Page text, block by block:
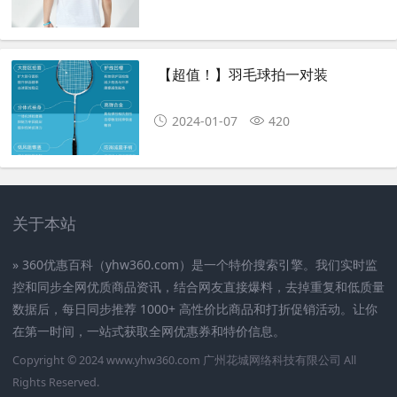
【超值！】羽毛球拍一对装
2024-01-07 420
关于本站
» 360优惠百科（yhw360.com）是一个特价搜索引擎。我们实时监
控和同步全网优质商品资讯，结合网友直接爆料，去掉重复和低质量
数据后，每日同步推荐 1000+ 高性价比商品和打折促销活动。让你
在第一时间，一站式获取全网优惠券和特价信息。
Copyright © 2024www.yhw360.com 广州花城网络科技有限公司 All
Rights Reserved.